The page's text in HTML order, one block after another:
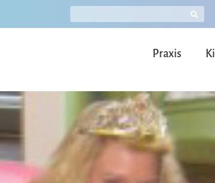
Praxis